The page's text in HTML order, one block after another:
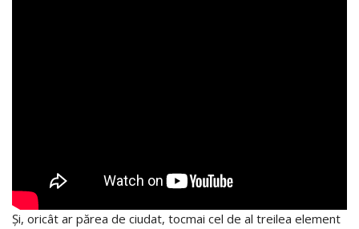
Și, oricât ar părea de ciudat, tocmai cel de al treilea element